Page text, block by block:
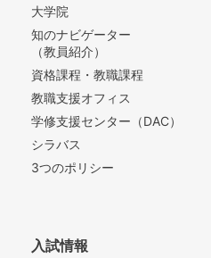
大学院
知のナビゲーター
（教員紹介）
資格課程・教職課程
教職支援オフィス
学修支援センター（DAC）
シラバス
3つのポリシー
入試情報